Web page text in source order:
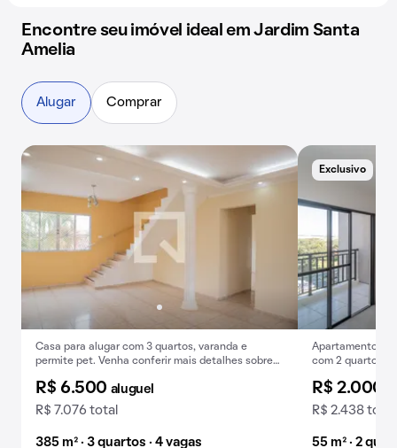
Encontre seu imóvel ideal em Jardim Santa
Amelia
Casa para alugar com 3 quartos, varanda e
permite pet. Venha conferir mais detalhes sobre
R$ 6.500 aluguel
R$ 7.076 total
385 m² · 3 quartos · 4 vagas
Exclusivo
Apartamento
com 2 quartos, 1
R$ 2.000
R$ 2.438 total
55 m² · 2
Alugar Comprar